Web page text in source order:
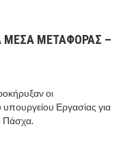
ΜΕΣΑ ΜΕΤΑΦΟΡΑΣ –
οι
Εργασίας για
Πάσχα.